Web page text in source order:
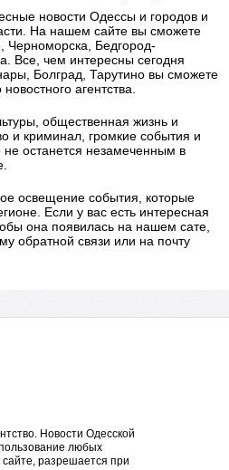
новости Одессы и городов и
На нашем сайте вы сможете
Черноморска, Бедгород-
Все, чем интересны сегодня
Болград, Тарутино вы сможете
агентства.
общественная жизнь и
и криминал, громкие события и
не останется незамеченным в
освещение события, которые
Если у вас есть интересная
она появилась на нашем сате,
обратной связи или на почту
Новости Одесской
любых
разрешается при